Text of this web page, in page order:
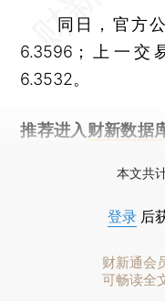
同日，官方公
6.3596；上一交
6.3532。
推荐进入 财新数据
本文共
登录 后
财新通会
可畅读全